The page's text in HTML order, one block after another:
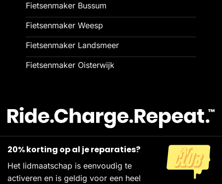
Fietsenmaker Bussum
Fietsenmaker Weesp
Fietsenmaker Landsmeer
Fietsenmaker Oisterwijk
20% korting op al je reparaties?
Het lidmaatschap is eenvoudig te
activeren en is geldig voor een heel